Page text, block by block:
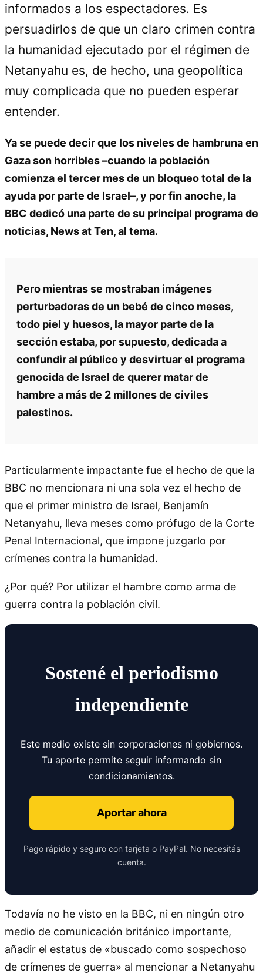
informados a los espectadores. Es
persuadirlos de que un claro crimen contra
la humanidad ejecutado por el régimen de
Netanyahu es, de hecho, una geopolítica
muy complicada que no pueden esperar
entender.
Ya se puede decir que los niveles de hambruna en
Gaza son horribles –cuando la población
comienza el tercer mes de un bloqueo total de la
ayuda por parte de Israel–, y por fin anoche, la
BBC dedicó una parte de su principal programa de
noticias, News at Ten, al tema.
Pero mientras se mostraban imágenes
perturbadoras de un bebé de cinco meses,
todo piel y huesos, la mayor parte de la
sección estaba, por supuesto, dedicada a
confundir al público y desvirtuar el programa
genocida de Israel de querer matar de
hambre a más de 2 millones de civiles
palestinos.
Particularmente impactante fue el hecho de que la
BBC no mencionara ni una sola vez el hecho de
que el primer ministro de Israel, Benjamín
Netanyahu, lleva meses como prófugo de la Corte
Penal Internacional, que impone juzgarlo por
crímenes contra la humanidad.
¿Por qué? Por utilizar el hambre como arma de
guerra contra la población civil.
Sostené el periodismo
independiente
Este medio existe sin corporaciones ni gobiernos.
Tu aporte permite seguir informando sin
condicionamientos.
Aportar ahora
Pago rápido y seguro con tarjeta o PayPal. No necesitás
cuenta.
Todavía no he visto en la BBC, ni en ningún otro
medio de comunicación británico importante,
añadir el estatus de «buscado como sospechoso
de crímenes de guerra» al mencionar a Netanyahu